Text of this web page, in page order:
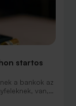
startos
a bankok az
van,
is össze lehet